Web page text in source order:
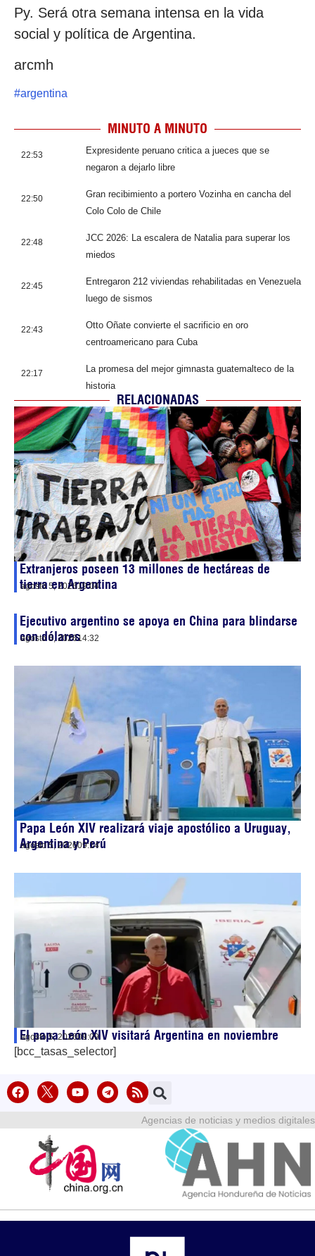
Py. Será otra semana intensa en la vida
social y política de Argentina.
arcmh
#argentina
MINUTO A MINUTO
22:53
Expresidente peruano critica a jueces que se
negaron a dejarlo libre
22:50
Gran recibimiento a portero Vozinha en cancha del
Colo Colo de Chile
22:48
JCC 2026: La escalera de Natalia para superar los
miedos
22:45
Entregaron 212 viviendas rehabilitadas en Venezuela
luego de sismos
22:43
Otto Oñate convierte el sacrificio en oro
centroamericano para Cuba
22:17
La promesa del mejor gimnasta guatemalteco de la
historia
RELACIONADAS
Extranjeros poseen 13 millones de hectáreas de
tierra en Argentina
agosto 5, 202619:04
Ejecutivo argentino se apoya en China para blindarse
con dólares
agosto 5, 202614:32
Papa León XIV realizará viaje apostólico a Uruguay,
Argentina y Perú
agosto 5, 202609:14
El papa León XIV visitará Argentina en noviembre
agosto 5, 202609:09
[bcc_tasas_selector]
Agencias de noticias y medios digitales